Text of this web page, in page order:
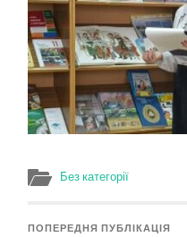
Без категорії
ПОПЕРЕДНЯ ПУБЛІКАЦІЯ